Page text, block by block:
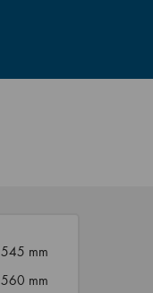
545 mm
560 mm